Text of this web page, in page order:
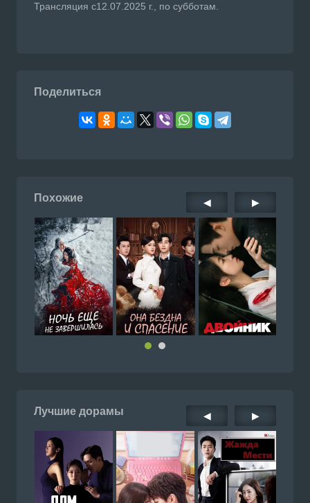
Трансляция с12.07.2025 г., по субботам.
Поделиться
Похожие ◀ ▶
Лучшие дорамы ◀ ▶